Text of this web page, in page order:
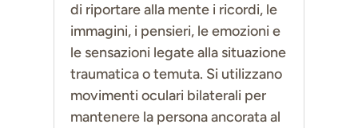
di riportare alla mente i ricordi, le
immagini, i pensieri, le emozioni e
le sensazioni legate alla situazione
traumatica o temuta. Si utilizzano
movimenti oculari bilaterali per
mantenere la persona ancorata al